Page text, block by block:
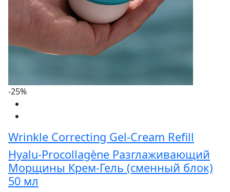
-25%
Wrinkle Correcting Gel-Cream Refill
Hyalu-Procollagène Разглаживающий
Морщины Крем-Гель (сменный блок)
50 мл